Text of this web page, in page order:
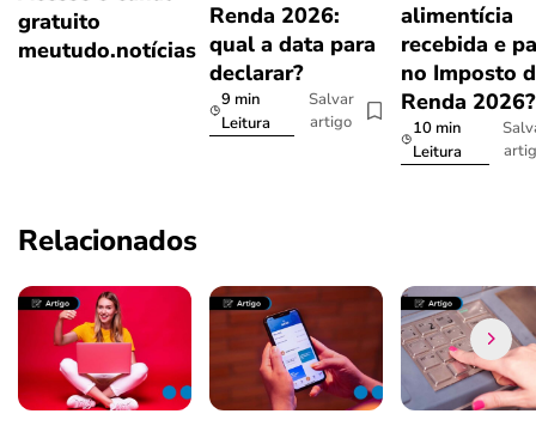
gratuito
meutudo.notícias
Renda 2026:
qual a data para
declarar?
9 min
Leitura
Salvar
artigo
alimentícia
recebida e
no Imposto
Renda
10 min
Leitura
Relacionados